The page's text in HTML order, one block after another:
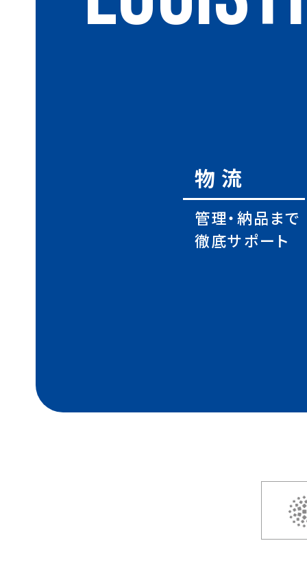
物流
管理・納品まで
徹底サポート